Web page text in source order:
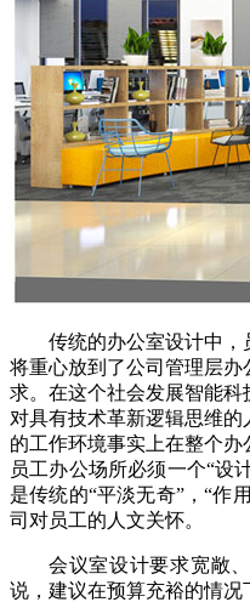
传统的办公室设计中，
将重心放到了公司管理层
求。在这个社会发展智能科
对具有技术革新逻辑思维
的工作环境事实上在整个办
员工办公场所必须一个“设
是传统的“平淡无奇”，“作
司对员工的人文关怀。
会议室设计要求宽敞
说，建议在预算充裕的情况